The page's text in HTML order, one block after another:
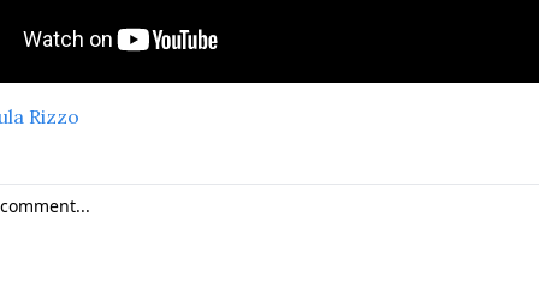
Rizzo